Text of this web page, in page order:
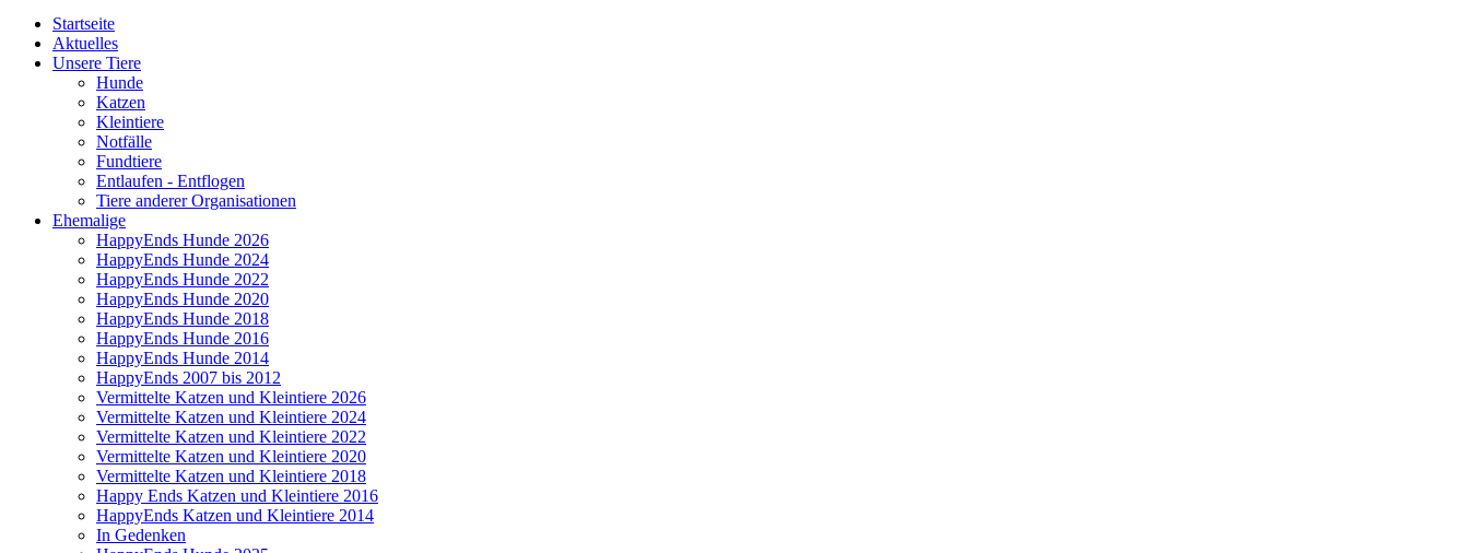
Startseite
Aktuelles
Unsere Tiere
Hunde
Katzen
Kleintiere
Notfälle
Fundtiere
Entlaufen - Entflogen
Tiere anderer Organisationen
Ehemalige
HappyEnds Hunde 2026
HappyEnds Hunde 2024
HappyEnds Hunde 2022
HappyEnds Hunde 2020
HappyEnds Hunde 2018
HappyEnds Hunde 2016
HappyEnds Hunde 2014
HappyEnds 2007 bis 2012
Vermittelte Katzen und Kleintiere 2026
Vermittelte Katzen und Kleintiere 2024
Vermittelte Katzen und Kleintiere 2022
Vermittelte Katzen und Kleintiere 2020
Vermittelte Katzen und Kleintiere 2018
Happy Ends Katzen und Kleintiere 2016
HappyEnds Katzen und Kleintiere 2014
In Gedenken